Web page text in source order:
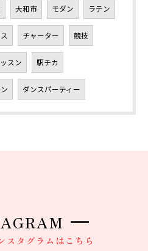
大和市 モダン ラテン
チャーター 競技
スン 駅チカ
ダンスパーティー
スタグラムはこちら